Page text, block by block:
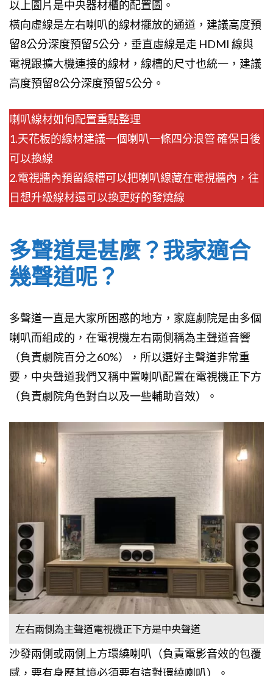
以上圖片是中央器材櫃的配置圖。
橫向虛線是左右喇叭的線材擺放的通道，建議高度預
留8公分深度預留5公分，垂直虛線是走 HDMI 線與
電視跟擴大機連接的線材，線槽的尺寸也統一，建議
高度預留8公分深度預留5公分。
喇叭線材如何配置重點整理
1.天花板的線材建議一個喇叭一條四分浪管 確保日後
可以換線
2.電視牆內預留線槽可以把喇叭線藏在電視牆內，往
日想升級線材還可以換更好的發燒線
多聲道是甚麼？我家適合
幾聲道呢？
多聲道一直是大家所困惑的地方，家庭劇院是由多個
喇叭而組成的，在電視機左右兩側稱為主聲道音響
（負責劇院百分之60%），所以選好主聲道非常重
要，中央聲道我們又稱中置喇叭配置在電視機正下方
（負責劇院角色對白以及一些輔助音效）。
左右兩側為主聲道電視機正下方是中央聲道
沙發兩側或兩側上方環繞喇叭（負責電影音效的包覆
感，要有身歷其境必須要有這對環繞喇叭）。